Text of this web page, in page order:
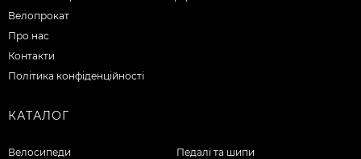
Велопрокат
Про нас
Контакти
Політика конфіденційності
КАТАЛОГ
Велосипеди
Педалі та шипи